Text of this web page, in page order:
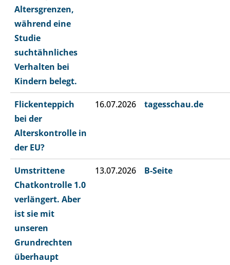
Altersgrenzen,
während eine
Studie
suchtähnliches
Verhalten bei
Kindern belegt.
Flickenteppich
bei der
Alterskontrolle in
der EU?
16.07.2026 tagesschau.de
Umstrittene
Chatkontrolle 1.0
verlängert. Aber
ist sie mit
unseren
Grundrechten
überhaupt
13.07.2026 B-Seite